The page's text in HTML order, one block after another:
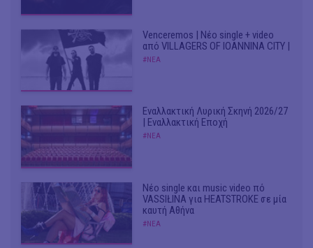
Venceremos | Νέο single + video
από VILLAGERS OF IOANNINA CITY |
#ΝΕΑ
Εναλλακτική Λυρική Σκηνή 2026/27
| Εναλλακτική Εποχή
#ΝΕΑ
Νέο single και music video πό
VASSIŁINA για HEATSTROKE σε μία
καυτή Αθήνα
#ΝΕΑ